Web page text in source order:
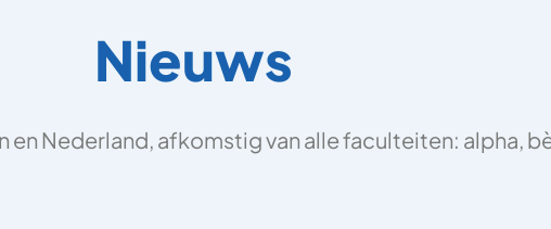
Nieuws
en Nederland, afkomstig van alle faculteiten: alpha,